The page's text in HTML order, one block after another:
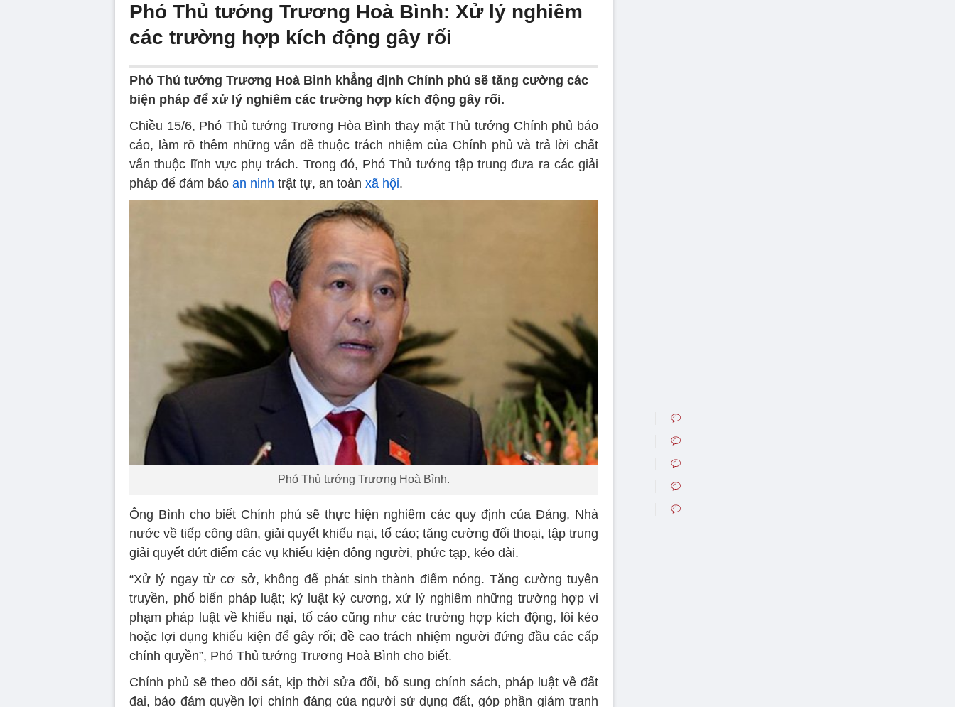
Phó Thủ tướng Trương Hoà Bình: Xử lý nghiêm
các trường hợp kích động gây rối
Phó Thủ tướng Trương Hoà Bình khẳng định Chính phủ sẽ tăng cường các
biện pháp để xử lý nghiêm các trường hợp kích động gây rối.
Chiều 15/6, Phó Thủ tướng Trương Hòa Bình thay mặt Thủ tướng Chính phủ báo
cáo, làm rõ thêm những vấn đề thuộc trách nhiệm của Chính phủ và trả lời chất
vấn thuộc lĩnh vực phụ trách. Trong đó, Phó Thủ tướng tập trung đưa ra các giải
pháp để đảm bảo an ninh trật tự, an toàn xã hội.
Phó Thủ tướng Trương Hoà Bình.
Ông Bình cho biết Chính phủ sẽ thực hiện nghiêm các quy định của Đảng, Nhà
nước về tiếp công dân, giải quyết khiếu nại, tố cáo; tăng cường đối thoại, tập trung
giải quyết dứt điểm các vụ khiếu kiện đông người, phức tạp, kéo dài.
“Xử lý ngay từ cơ sở, không để phát sinh thành điểm nóng. Tăng cường tuyên
truyền, phổ biến pháp luật; kỷ luật kỷ cương, xử lý nghiêm những trường hợp vi
phạm pháp luật về khiếu nại, tố cáo cũng như các trường hợp kích động, lôi kéo
hoặc lợi dụng khiếu kiện để gây rối; đề cao trách nhiệm người đứng đầu các cấp
chính quyền”, Phó Thủ tướng Trương Hoà Bình cho biết.
Chính phủ sẽ theo dõi sát, kịp thời sửa đổi, bổ sung chính sách, pháp luật về đất
đai, bảo đảm quyền lợi chính đáng của người sử dụng đất, góp phần giảm tranh